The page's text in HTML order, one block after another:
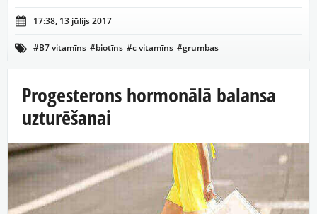
 17:38, 13 jūlijs 2017
 #B7 vitamīns #biotīns #c vitamīns #grumbas
#metilsulfonilmetāns #skaistuma vitamīns #veselīga āda
Progesterons hormonālā balansa
uzturēšanai